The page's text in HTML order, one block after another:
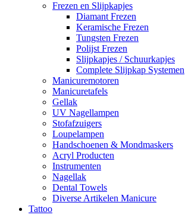
Frezen en Slijpkapjes
Diamant Frezen
Keramische Frezen
Tungsten Frezen
Polijst Frezen
Slijpkapjes / Schuurkapjes
Complete Slijpkap Systemen
Manicuremotoren
Manicuretafels
Gellak
UV Nagellampen
Stofafzuigers
Loupelampen
Handschoenen & Mondmaskers
Acryl Producten
Instrumenten
Nagellak
Dental Towels
Diverse Artikelen Manicure
Tattoo